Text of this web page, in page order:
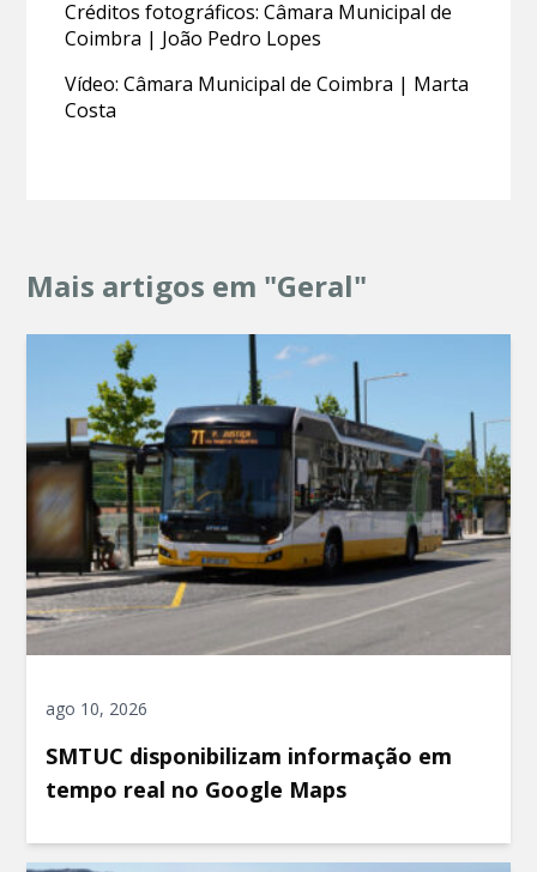
Créditos fotográficos: Câmara Municipal de
Coimbra | João Pedro Lopes
Vídeo: Câmara Municipal de Coimbra | Marta
Costa
Mais artigos em "Geral"
ago 10, 2026
SMTUC disponibilizam informação em
tempo real no Google Maps